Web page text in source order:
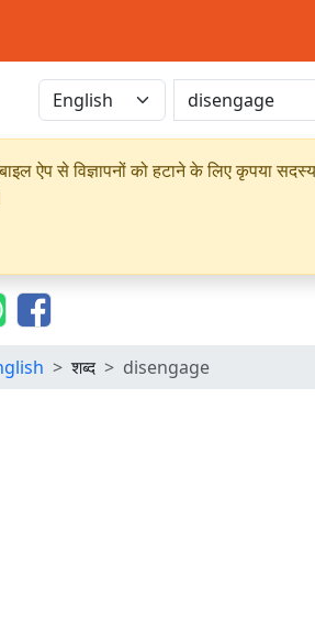
ऐप से विज्ञापनों को हटाने के लिए कृपया
शब्द disengage